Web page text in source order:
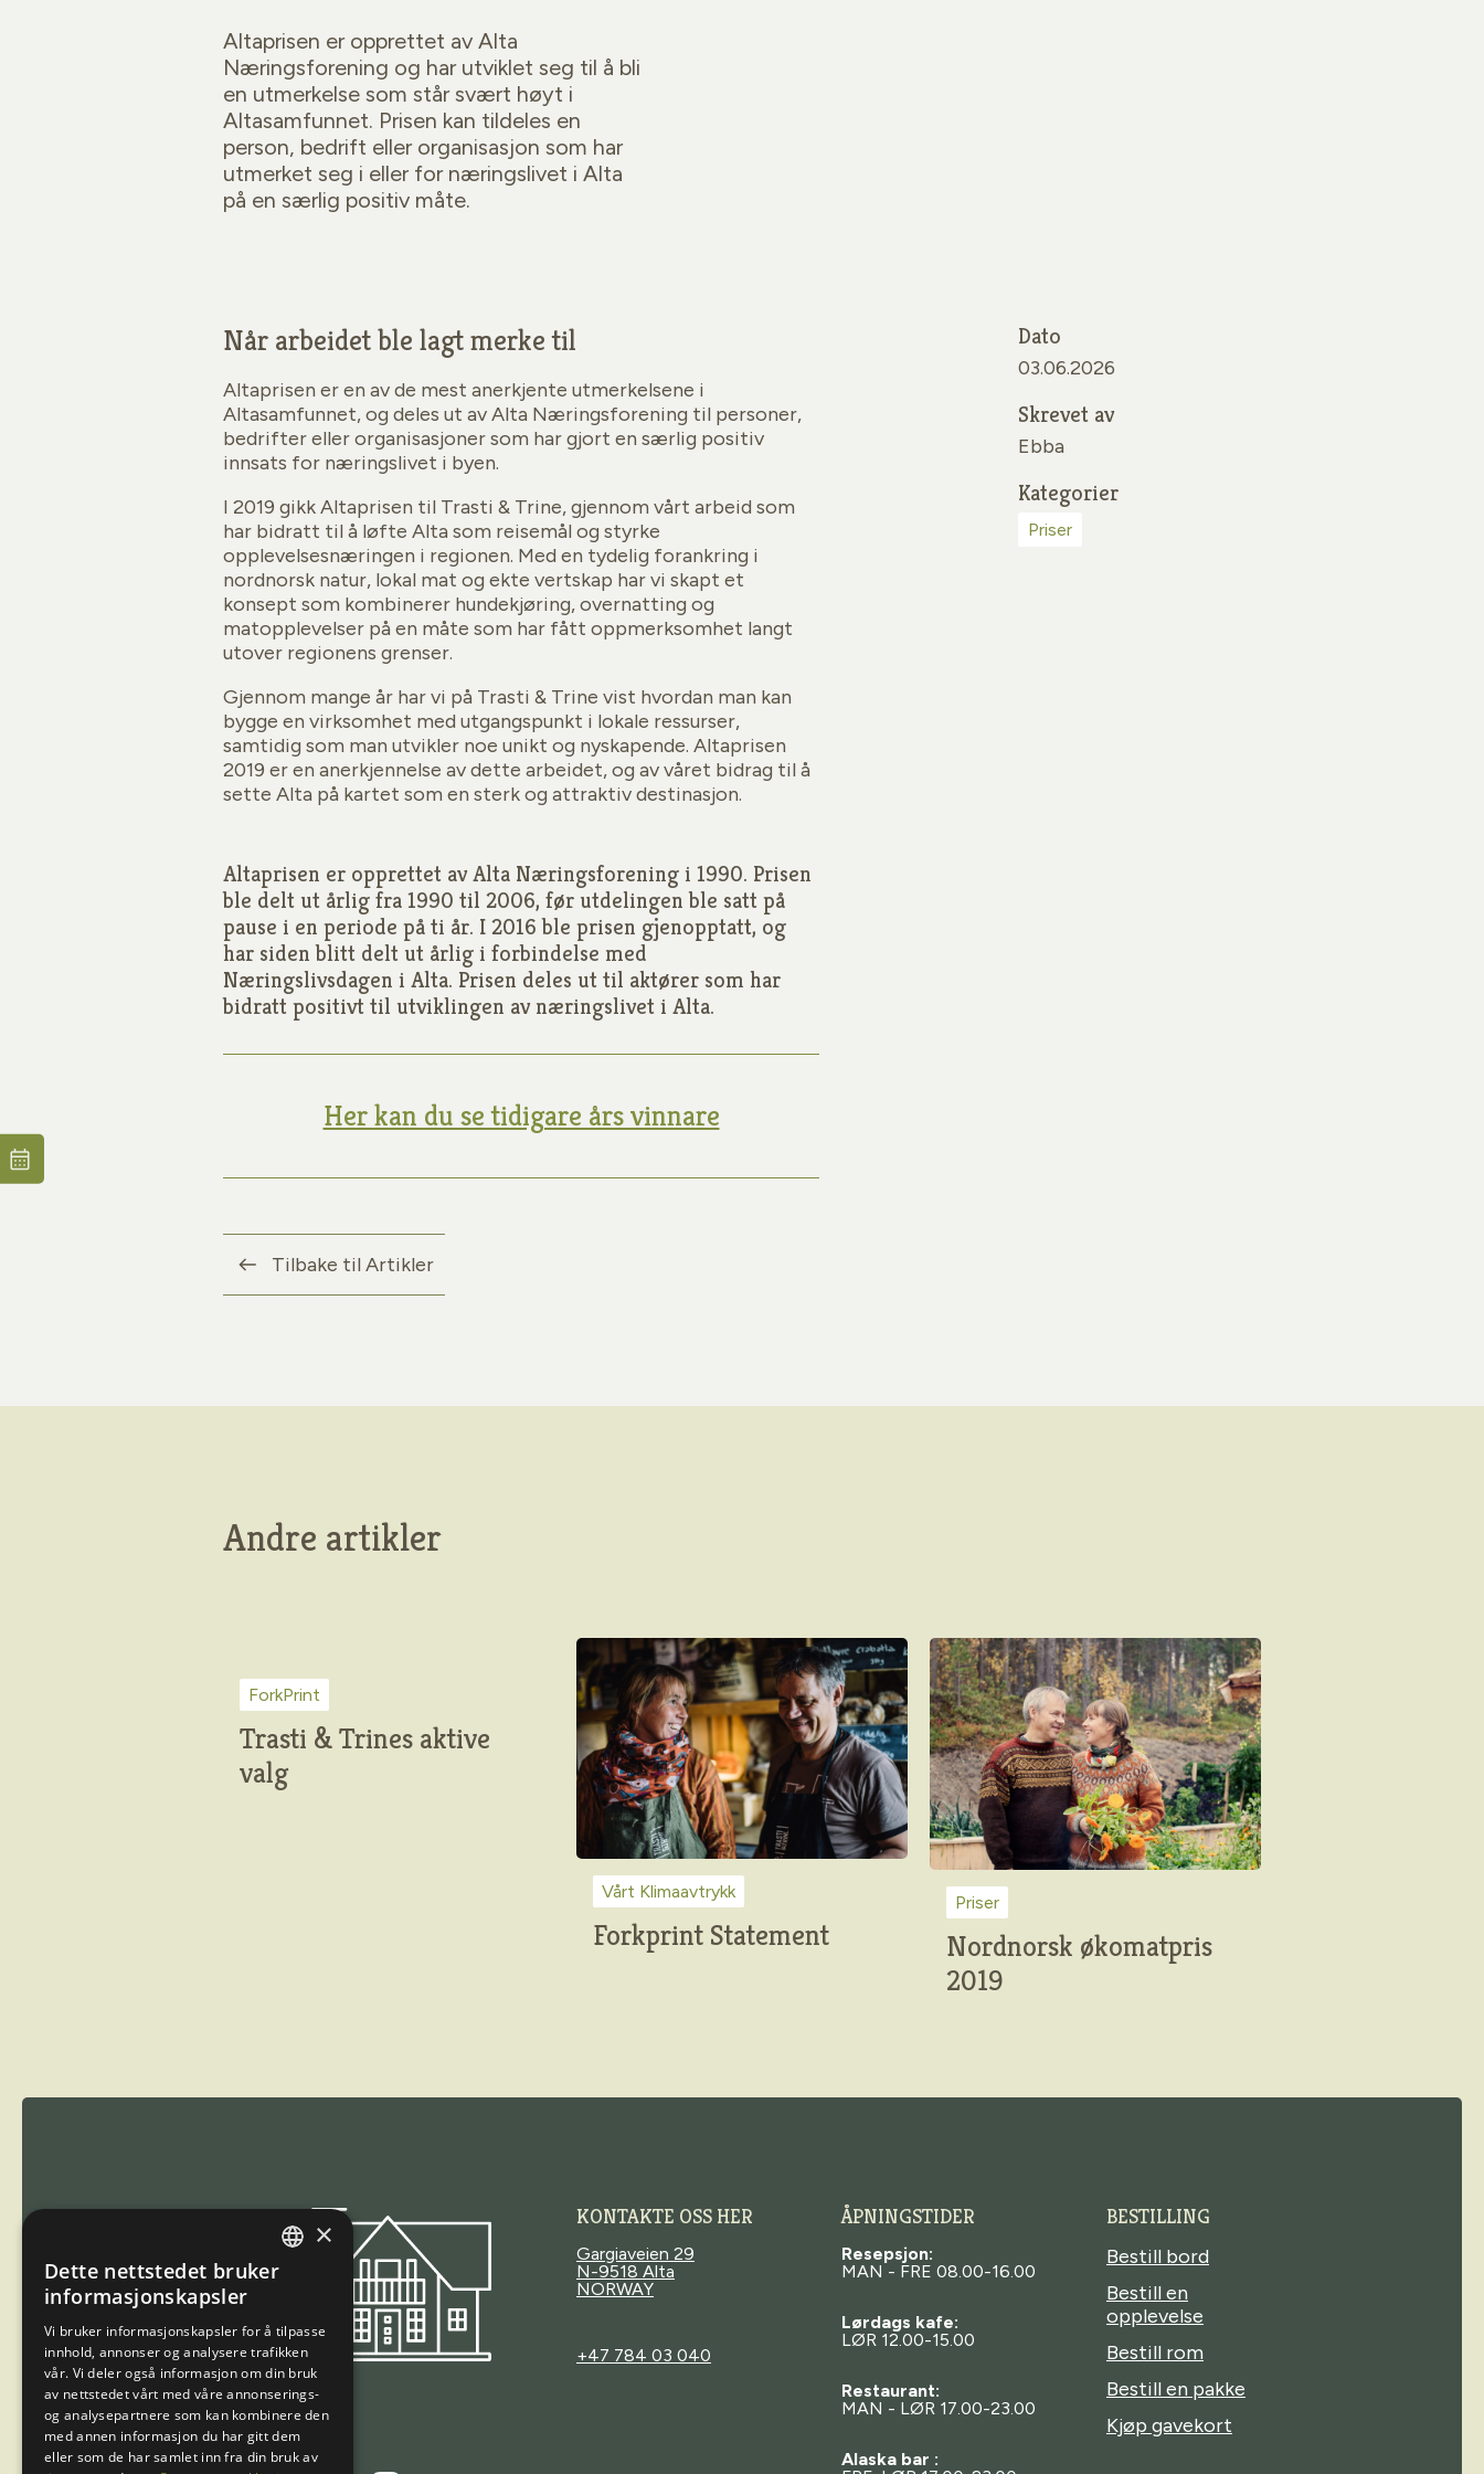
Altaprisen er opprettet av Alta
Næringsforening og har utviklet seg til å bli
en utmerkelse som står svært høyt i
Altasamfunnet. Prisen kan tildeles en
person, bedrift eller organisasjon som har
utmerket seg i eller for næringslivet i Alta
på en særlig positiv måte.
Dato
03.06.2026
Skrevet av
Ebba
Kategorier
Priser
Når arbeidet ble lagt merke til
Altaprisen er en av de mest anerkjente utmerkelsene i
Altasamfunnet, og deles ut av Alta Næringsforening til personer,
bedrifter eller organisasjoner som har gjort en særlig positiv
innsats for næringslivet i byen.
I 2019 gikk Altaprisen til Trasti & Trine, gjennom vårt arbeid som
har bidratt til å løfte Alta som reisemål og styrke
opplevelsesnæringen i regionen. Med en tydelig forankring i
nordnorsk natur, lokal mat og ekte vertskap har vi skapt et
konsept som kombinerer hundekjøring, overnatting og
matopplevelser på en måte som har fått oppmerksomhet langt
utover regionens grenser.
Gjennom mange år har vi på Trasti & Trine vist hvordan man kan
bygge en virksomhet med utgangspunkt i lokale ressurser,
samtidig som man utvikler noe unikt og nyskapende. Altaprisen
2019 er en anerkjennelse av dette arbeidet, og av våret bidrag til å
sette Alta på kartet som en sterk og attraktiv destinasjon.
Altaprisen er opprettet av Alta Næringsforening i 1990. Prisen
ble delt ut årlig fra 1990 til 2006, før utdelingen ble satt på
pause i en periode på ti år. I 2016 ble prisen gjenopptatt, og
har siden blitt delt ut årlig i forbindelse med
Næringslivsdagen i Alta. Prisen deles ut til aktører som har
bidratt positivt til utviklingen av næringslivet i Alta.
Her kan du se tidigare års vinnare
Tilbake til Artikler
Andre artikler
ForkPrint
Trasti & Trines aktive
valg
Vårt Klimaavtrykk
Forkprint Statement
Priser
Nordnorsk økomatpris
2019
Trasti og Trine KONTAKTE OSS HER
Gargiaveien 29
N-9518 Alta
NORWAY
+47 784 03 040
ÅPNINGSTIDER
Resepsjon:
MAN - FRE 08.00-16.00
Lørdags kafe:
LØR 12.00-15.00
Restaurant:
MAN - LØR 17.00-23.00
Alaska bar :
BESTILLING
Bestill bord
Bestill en
opplevelse
Bestill rom
Bestill en pakke
Kjøp gavekort
NORWEGIAN
×
Dette nettstedet bruker
informasjonskapsler
Vi bruker informasjonskapsler for å tilpasse
innhold, annonser og analysere trafikken
vår. Vi deler også informasjon om din bruk
av nettstedet vårt med våre annonserings-
og analysepartnere som kan kombinere den
med annen informasjon du har gitt dem
eller som de har samlet inn fra din bruk av